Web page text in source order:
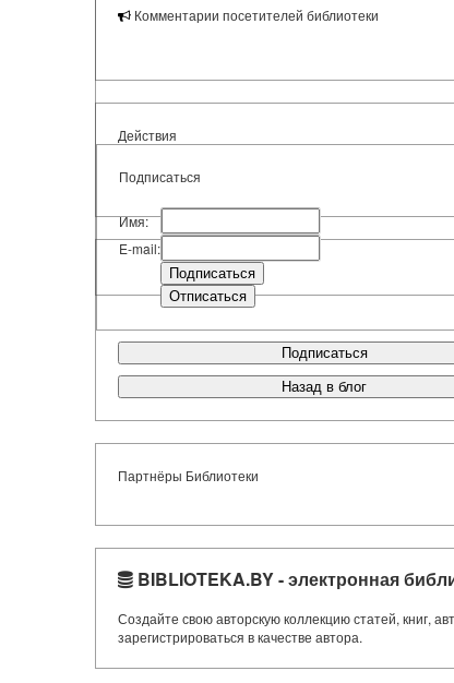
Комментарии посетителей библиотеки
Действия
Подписаться
Имя:
E-mail:
Подписаться
Назад в блог
Партнёры Библиотеки
BIBLIOTEKA.BY - электронная
Создайте свою авторскую коллекцию статей, книг,
зарегистрироваться в качестве автора.